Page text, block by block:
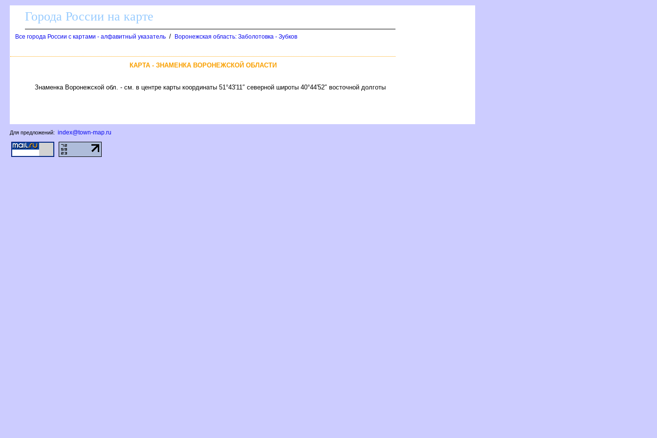
Города России на карте
се города России с картами - алфавитный указатель / оронежская область: Заболотовка - Зубко
КАРТА - ЗНАМЕНКА ВОРОНЕЖСКОЙ ОБЛАСТИ
Знаменка Воронежской обл. - см. в центре карты координаты 51°43′11″ северной широты 40°44′52″ восточной долготы
Для предложений: index@town-map.ru